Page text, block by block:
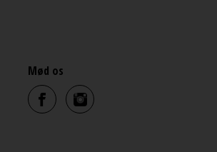
Mød os